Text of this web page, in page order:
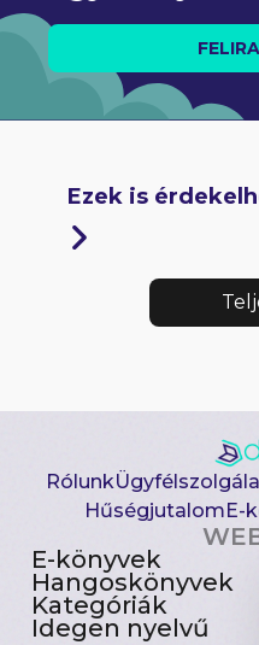
Ezek is
Rólunk
Hűségjutalom E-
E-könyvek
Hangoskönyvek
Kategóriák
Idegen nyelvű